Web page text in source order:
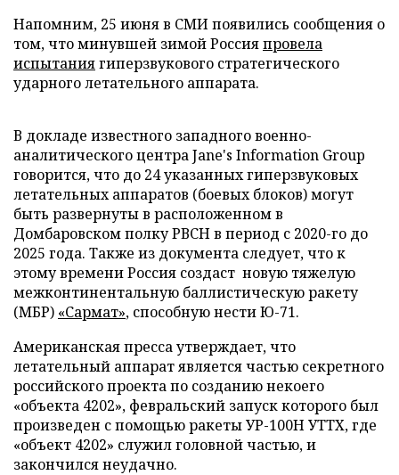
Напомним, 25 июня в СМИ появились сообщения о
том, что минувшей зимой Россияпровела
испытаниягиперзвукового стратегического
ударного летательного аппарата.
В докладе известного западного военно-
аналитического центра Jane's Information Group
говорится, что до 24 указанных гиперзвуковых
летательных аппаратов (боевых блоков) могут
быть развернуты в расположенном в
Домбаровском полку РВСН в период с 2020-го до
2025 года. Также из документа следует, что к
этому времени Россия создаст новую тяжелую
межконтинентальную баллистическую ракету
(МБР) «Сармат», способную нести Ю-71.
Американская пресса утверждает, что
летательный аппарат является частью секретного
российского проекта по созданию некоего
«объекта 4202», февральский запуск которого был
произведен с помощью ракеты УР-100Н УТТХ, где
«объект 4202» служил головной частью, и
закончился неудачно.